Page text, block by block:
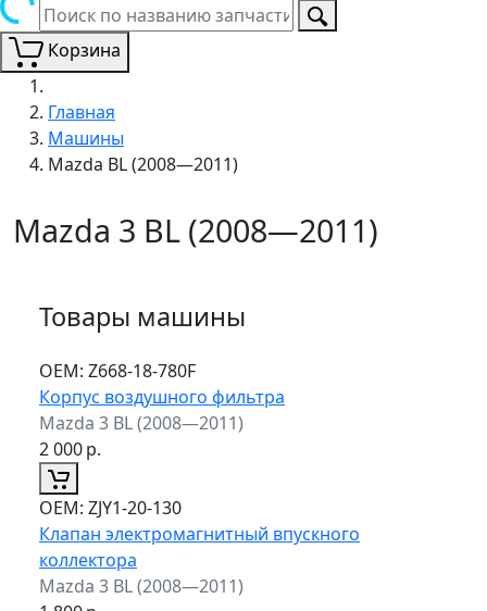
Корзина
Главная
Машины
Mazda BL (2008—2011)
Mazda 3 BL (2008—2011)
Товары машины
ОЕМ: Z668-18-780F
Корпус воздушного фильтра
Mazda 3 BL (2008—2011)
2 000р.
ОЕМ: ZJY1-20-130
Клапан электромагнитный впускного
коллектора
Mazda 3 BL (2008—2011)